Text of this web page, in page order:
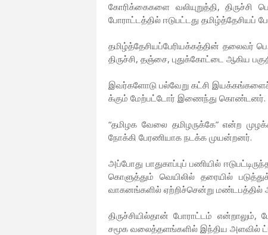
கோரிக்கைகளை வலியுறுத்தி,
போராட்டத்தில் ஈடுபட்டது தமிழ்த்தேசியப்
தமிழ்த்தேசியப்பேரியக்கத்தின் தலைவர்
திருச்சி, தஞ்சை, புதுக்கோட்டை ஆகிய
இவர்களோடு பல்வேறு கட்சி
க்கும் மேற்பட்டோர் இணைந்து கொண்டனர்.
“தமிழக வேலை தமிழருக்கே” என்ற
நோக்கி பேரணியாக நடக்க முயன்றனர்.
அப்போது பாதுகாப்புப் பணியில்
கொளுத்தும் வெயிலில் தரையில்
வாகனங்களில் ஏற்றிச்சென்று மண்டபத்தில்
திருச்சியில்தான் போராட்டம்
சமூக வலைத்தளங்களில் இந்திய அளவில்